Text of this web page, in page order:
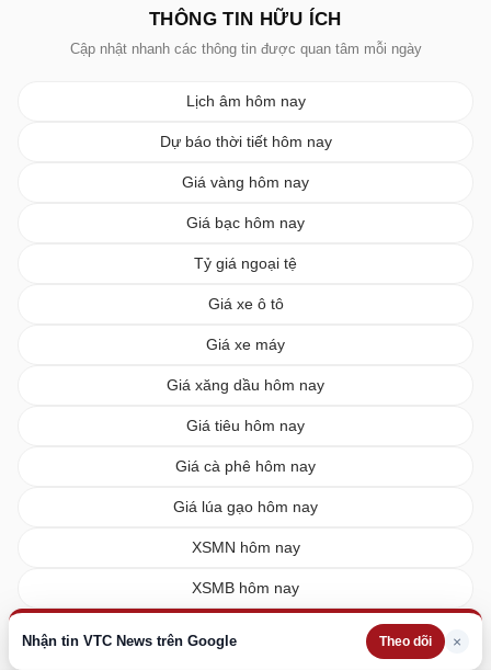
Nhận tin VTC News trên Google Theo dõi ×
THÔNG TIN HỮU ÍCH
Cập nhật nhanh các thông tin được quan tâm mỗi ngày
Lịch âm hôm nay
Dự báo thời tiết hôm nay
Giá vàng hôm nay
Giá bạc hôm nay
Tỷ giá ngoại tệ
Giá xe ô tô
Giá xe máy
Giá xăng dầu hôm nay
Giá tiêu hôm nay
Giá cà phê hôm nay
Giá lúa gạo hôm nay
XSMN hôm nay
XSMB hôm nay